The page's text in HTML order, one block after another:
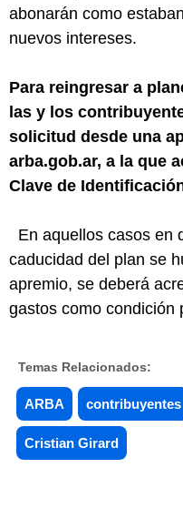
abonarán como
nuevos intereses.
Para reingresar a
las y los
solicitud desde una
arba.gob.ar, a la que
Clave de
En aquellos casos en
caducidad del plan se
apremio, se deberá
gastos como condición
Temas Relacionados:
ARBA contribuyentes
Cristian Girard